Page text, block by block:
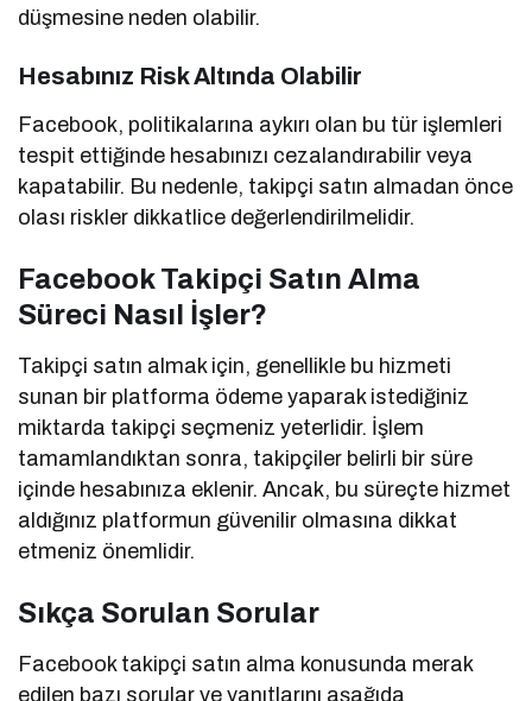
düşmesine neden olabilir.
Hesabınız Risk Altında Olabilir
Facebook, politikalarına aykırı olan bu tür işlemleri
tespit ettiğinde hesabınızı cezalandırabilir veya
kapatabilir. Bu nedenle, takipçi satın almadan önce
olası riskler dikkatlice değerlendirilmelidir.
Facebook Takipçi Satın Alma
Süreci Nasıl İşler?
Takipçi satın almak için, genellikle bu hizmeti
sunan bir platforma ödeme yaparak istediğiniz
miktarda takipçi seçmeniz yeterlidir. İşlem
tamamlandıktan sonra, takipçiler belirli bir süre
içinde hesabınıza eklenir. Ancak, bu süreçte hizmet
aldığınız platformun güvenilir olmasına dikkat
etmeniz önemlidir.
Sıkça Sorulan Sorular
Facebook takipçi satın alma konusunda merak
edilen bazı sorular ve yanıtlarını aşağıda